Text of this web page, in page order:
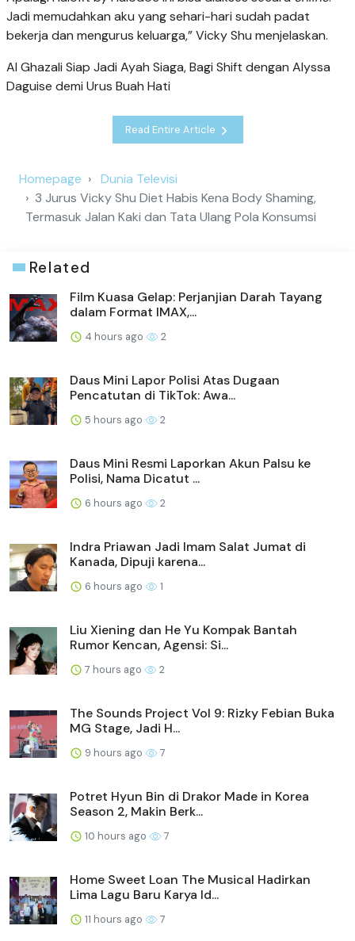
Jadi memudahkan aku yang sehari-hari sudah padat
bekerja dan mengurus keluarga,” Vicky Shu menjelaskan.
Al Ghazali Siap Jadi Ayah Siaga, Bagi Shift dengan Alyssa
Daguise demi Urus Buah Hati
Read Entire Article
Homepage
Dunia Televisi
3 Jurus Vicky Shu Diet Habis Kena Body Shaming,
Termasuk Jalan Kaki dan Tata Ulang Pola Konsumsi
Related
Film Kuasa Gelap: Perjanjian Darah Tayang
dalam Format IMAX,...
4 hours ago 2
Daus Mini Lapor Polisi Atas Dugaan
Pencatutan di TikTok: Awa...
5 hours ago 2
Daus Mini Resmi Laporkan Akun Palsu ke
Polisi, Nama Dicatut ...
6 hours ago 2
Indra Priawan Jadi Imam Salat Jumat di
Kanada, Dipuji karena...
6 hours ago 1
Liu Xiening dan He Yu Kompak Bantah
Rumor Kencan, Agensi: Si...
7 hours ago 2
The Sounds Project Vol 9: Rizky Febian Buka
MG Stage, Jadi H...
9 hours ago 7
Potret Hyun Bin di Drakor Made in Korea
Season 2, Makin Berk...
10 hours ago 7
Home Sweet Loan The Musical Hadirkan
Lima Lagu Baru Karya Id...
11 hours ago 7